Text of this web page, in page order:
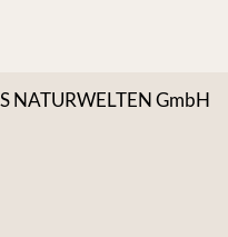
NATURWELTEN GmbH